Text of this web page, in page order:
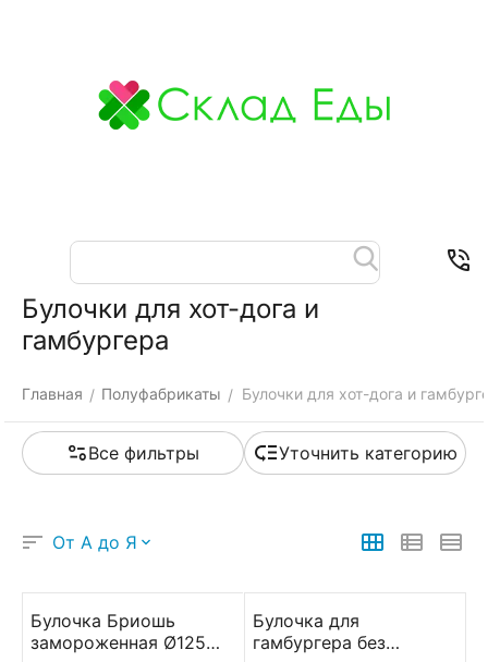
Булочки для хот-дога и
гамбургера
Главная / Полуфабрикаты / Булочки для хот-дога и
Все фильтры Уточнить категорию
От А до Я
Булочка Бриошь
замороженная Ø125
Булочка для
гамбургера без